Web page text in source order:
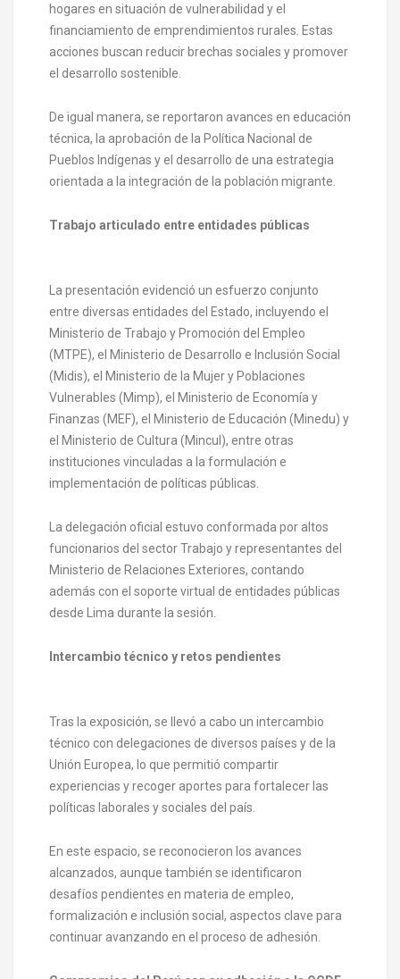
hogares en situación de vulnerabilidad y el
financiamiento de emprendimientos rurales. Estas
acciones buscan reducir brechas sociales y promover
el desarrollo sostenible.
De igual manera, se reportaron avances en educación
técnica, la aprobación de la Política Nacional de
Pueblos Indígenas y el desarrollo de una estrategia
orientada a la integración de la población migrante.
Trabajo articulado entre entidades públicas
La presentación evidenció un esfuerzo conjunto
entre diversas entidades del Estado, incluyendo el
Ministerio de Trabajo y Promoción del Empleo
(MTPE), el Ministerio de Desarrollo e Inclusión Social
(Midis), el Ministerio de la Mujer y Poblaciones
Vulnerables (Mimp), el Ministerio de Economía y
Finanzas (MEF), el Ministerio de Educación (Minedu) y
el Ministerio de Cultura (Mincul), entre otras
instituciones vinculadas a la formulación e
implementación de políticas públicas.
La delegación oficial estuvo conformada por altos
funcionarios del sector Trabajo y representantes del
Ministerio de Relaciones Exteriores, contando
además con el soporte virtual de entidades públicas
desde Lima durante la sesión.
Intercambio técnico y retos pendientes
Tras la exposición, se llevó a cabo un intercambio
técnico con delegaciones de diversos países y de la
Unión Europea, lo que permitió compartir
experiencias y recoger aportes para fortalecer las
políticas laborales y sociales del país.
En este espacio, se reconocieron los avances
alcanzados, aunque también se identificaron
desafíos pendientes en materia de empleo,
formalización e inclusión social, aspectos clave para
continuar avanzando en el proceso de adhesión.